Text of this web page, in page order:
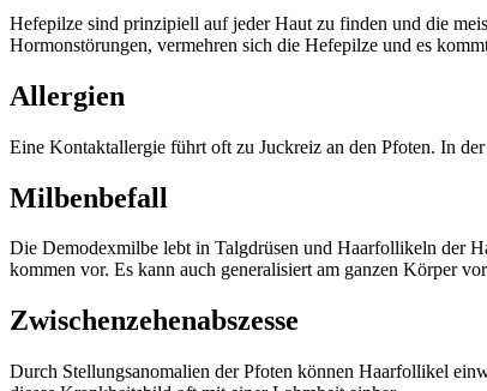
Hefepilze sind prinzipiell auf jeder Haut zu finden und die
Hormonstörungen, vermehren sich die Hefepilze und es
Allergien
Eine Kontaktallergie führt oft zu Juckreiz an den Pfoten. In
Milbenbefall
Die Demodexmilbe lebt in Talgdrüsen und Haarfollikeln der
kommen vor. Es kann auch generalisiert am ganzen Körper
Zwischenzehenabszesse
Durch Stellungsanomalien der Pfoten können Haarfollikel